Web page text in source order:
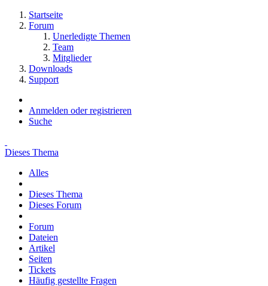
Startseite
Forum
Unerledigte Themen
Team
Mitglieder
Downloads
Support
Anmelden oder registrieren
Suche
Dieses Thema
Alles
Dieses Thema
Dieses Forum
Forum
Dateien
Artikel
Seiten
Tickets
Häufig gestellte Fragen